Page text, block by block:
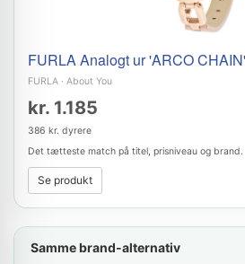
FURLA Analogt ur 'ARCO
FURLA · About You
kr. 1.185
386 kr. dyrere
Det tætteste match på titel, prisniveau og brand.
Se produkt
Samme brand-alternativ